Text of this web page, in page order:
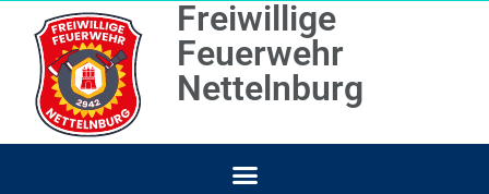
Freiwillige
Feuerwehr
Nettelnburg